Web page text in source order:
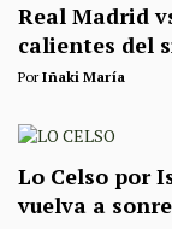
Real Madrid
calientes del
PorIñaki María
Lo Celso por
vuelva a